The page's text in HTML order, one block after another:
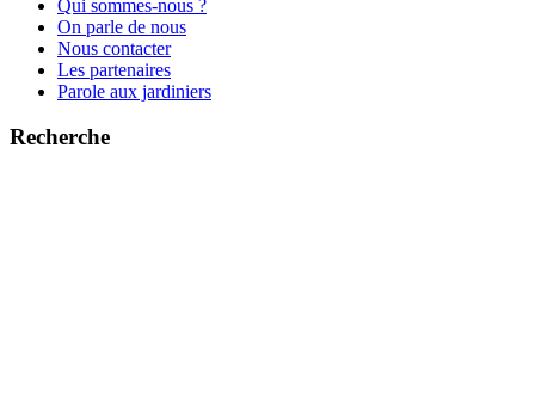
Qui sommes-nous ?
On parle de nous
Nous contacter
Les partenaires
Parole aux jardiniers
Recherche